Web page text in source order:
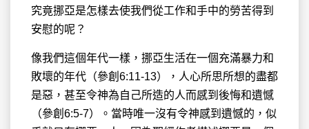
究竟挪亞是怎樣去使我們從工作和手中的勞苦得到
安慰的呢？
像我們這個年代一樣，挪亞生活在一個充滿暴力和
敗壞的年代（參創6:11-13），人心所思所想的盡都
是惡，甚至令神為自己所造的人而感到後悔和遺憾
（參創6:5-7）。當時唯一沒有令神感到遺憾的，似